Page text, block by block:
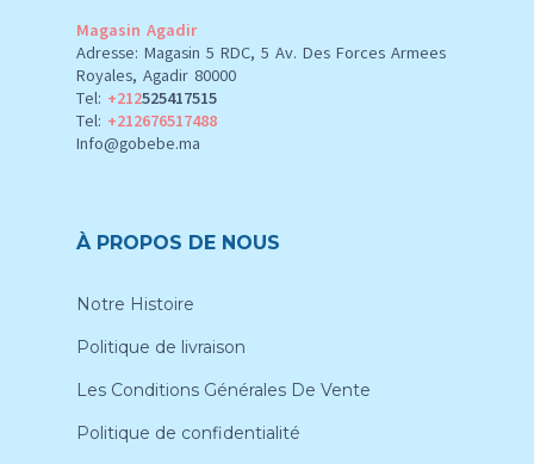
Magasin Agadir
Adresse: Magasin 5 RDC, 5 Av. Des Forces Armees
Royales, Agadir 80000
Tel: +212525417515
Tel: +212676517488
Info@gobebe.ma
À PROPOS DE NOUS
Notre Histoire
Politique de livraison
Les Conditions Générales De Vente
Politique de confidentialité